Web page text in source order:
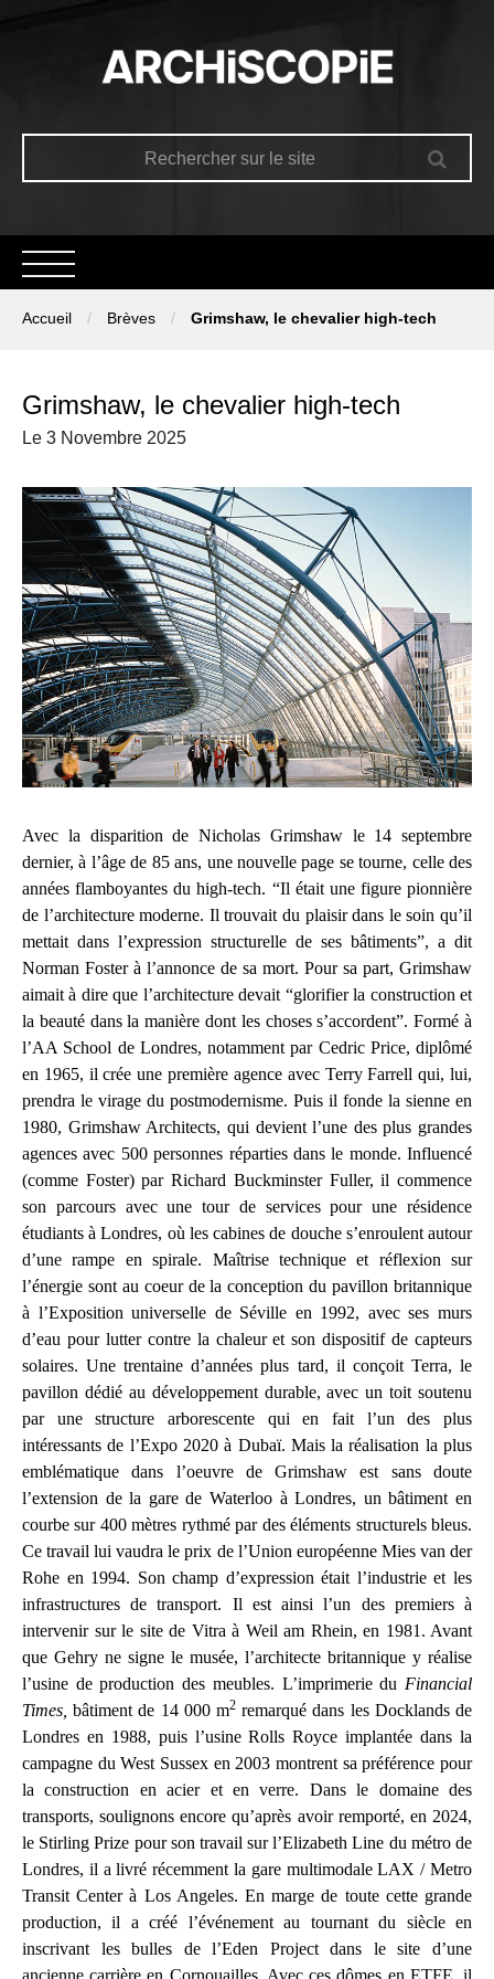
Accueil
Accueil Brèves Grimshaw, le chevalier high-tech
Grimshaw, le chevalier high-tech
Le 3 Novembre 2025
Avec la disparition de Nicholas Grimshaw le 14 septembre
dernier, à l’âge de 85 ans, une nouvelle page se tourne, celle des
années flamboyantes du high-tech. “Il était une figure pionnière
de l’architecture moderne. Il trouvait du plaisir dans le soin qu’il
mettait dans l’expression structurelle de ses bâtiments”, a dit
Norman Foster à l’annonce de sa mort. Pour sa part, Grimshaw
aimait à dire que l’architecture devait “glorifier la construction et
la beauté dans la manière dont les choses s’accordent”. Formé à
l’AA School de Londres, notamment par Cedric Price, diplômé
en 1965, il crée une première agence avec Terry Farrell qui, lui,
prendra le virage du postmodernisme. Puis il fonde la sienne en
1980, Grimshaw Architects, qui devient l’une des plus grandes
agences avec 500 personnes réparties dans le monde. Influencé
(comme Foster) par Richard Buckminster Fuller, il commence
son parcours avec une tour de services pour une résidence
étudiants à Londres, où les cabines de douche s’enroulent autour
d’une rampe en spirale. Maîtrise technique et réflexion sur
l’énergie sont au coeur de la conception du pavillon britannique
à l’Exposition universelle de Séville en 1992, avec ses murs
d’eau pour lutter contre la chaleur et son dispositif de capteurs
solaires. Une trentaine d’années plus tard, il conçoit Terra, le
pavillon dédié au développement durable, avec un toit soutenu
par une structure arborescente qui en fait l’un des plus
intéressants de l’Expo 2020 à Dubaï. Mais la réalisation la plus
emblématique dans l’oeuvre de Grimshaw est sans doute
l’extension de la gare de Waterloo à Londres, un bâtiment en
courbe sur 400 mètres rythmé par des éléments structurels bleus.
Ce travail lui vaudra le prix de l’Union européenne Mies van der
Rohe en 1994. Son champ d’expression était l’industrie et les
infrastructures de transport. Il est ainsi l’un des premiers à
intervenir sur le site de Vitra à Weil am Rhein, en 1981. Avant
que Gehry ne signe le musée, l’architecte britannique y réalise
l’usine de production des meubles. L’imprimerie du Financial
Times, bâtiment de 14 000 m2 remarqué dans les Docklands de
Londres en 1988, puis l’usine Rolls Royce implantée dans la
campagne du West Sussex en 2003 montrent sa préférence pour
la construction en acier et en verre. Dans le domaine des
transports, soulignons encore qu’après avoir remporté, en 2024,
le Stirling Prize pour son travail sur l’Elizabeth Line du métro de
Londres, il a livré récemment la gare multimodale LAX / Metro
Transit Center à Los Angeles. En marge de toute cette grande
production, il a créé l’événement au tournant du siècle en
inscrivant les bulles de l’Eden Project dans le site d’une
ancienne carrière en Cornouailles. Avec ces dômes en ETFE, il